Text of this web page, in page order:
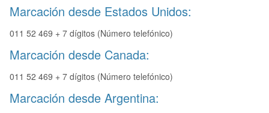
Marcación desde Estados Unidos:
011 52 469 + 7 dígitos (Número telefónico)
Marcación desde Canada:
011 52 469 + 7 dígitos (Número telefónico)
Marcación desde Argentina: